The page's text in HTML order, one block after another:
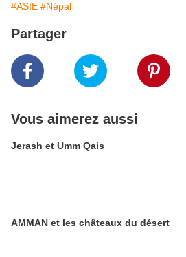
#ASIE #Népal
Partager
Vous aimerez aussi
Jerash et Umm Qais
AMMAN et les châteaux du désert